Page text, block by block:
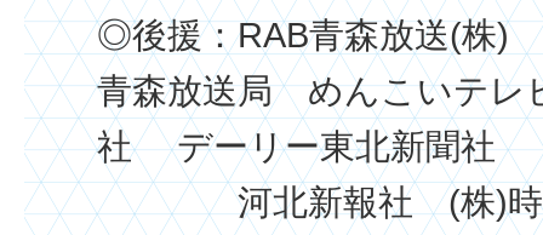
◎後援：RAB青森放送(株)
青森放送局 めんこいテ
社 デーリー東北新聞社
河北新報社 (株)時事